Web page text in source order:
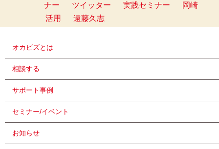
ナー
ツイッター 実践セミナー
岡崎
活用
遠藤久志
オカビズとは
相談する
サポート事例
セミナー/イベント
お知らせ